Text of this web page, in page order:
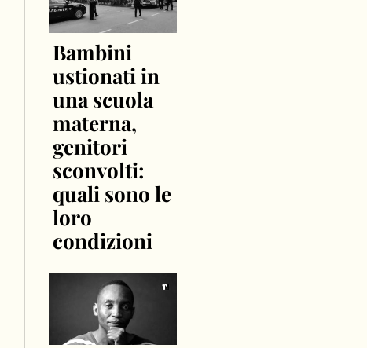
Bambini
ustionati in
una scuola
materna,
genitori
sconvolti:
quali sono le
loro
condizioni